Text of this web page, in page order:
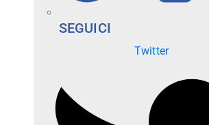
SEGUICI
Twitter